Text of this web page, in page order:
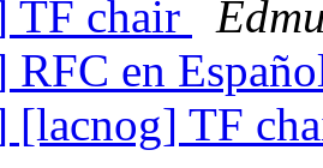
TF chair
RFC en
[lacnog] TF